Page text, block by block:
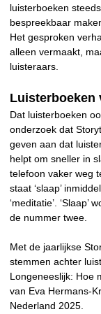
luisterboeken
bespreekbaar
Het gesproken
alleen vermaakt,
luisteraars.
Luisterboeken
Dat luisterboeken
onderzoek dat
geven aan dat
helpt om sneller in
telefoon vaker weg
staat ‘slaap’
‘meditatie’.
de nummer twee.
Met de jaarlijkse
stemmen achter
Longeneeslijk: Hoe
van Eva Hermans-
Nederland 2025.